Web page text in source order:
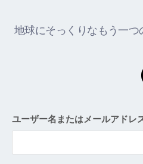
地球にそっくりなもう一つ
ユーザー名またはメールアドレ